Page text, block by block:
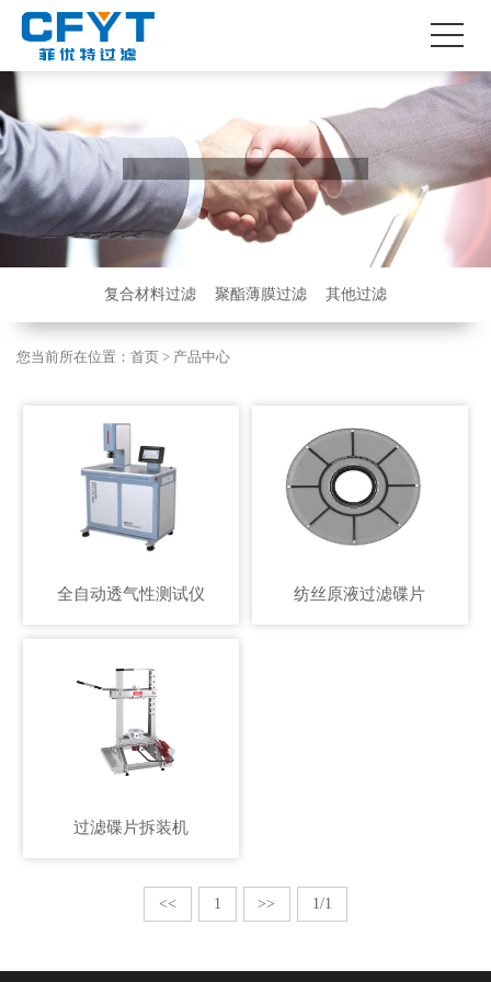
复合材料过滤 聚酯薄膜过滤 其他过滤
您当前所在位置： 首页 > 产品中心
全自动透气性测试仪 纺丝原液过滤碟片
过滤碟片拆装机
<< 1 >> 1/1